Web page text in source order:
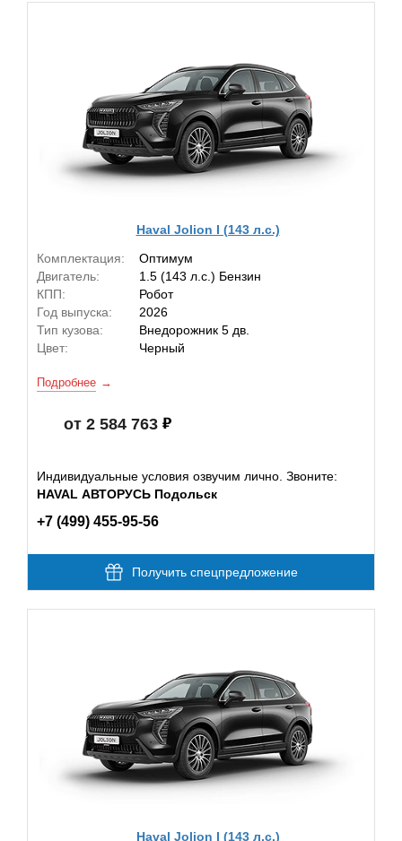
Haval Jolion I (143 л.с.)
Комплектация:
Оптимум
Двигатель:
1.5 (143 л.с.) Бензин
КПП:
Робот
Год выпуска:
2026
Тип кузова:
Внедорожник 5 дв.
Цвет:
Черный
Подробнее
от 2 584 763
Индивидуальные условия озвучим лично. Звоните:
HAVAL АВТОРУСЬ Подольск
+7 (499) 455-95-56
Получить спецпредложение
Haval Jolion I (143 л.с.)